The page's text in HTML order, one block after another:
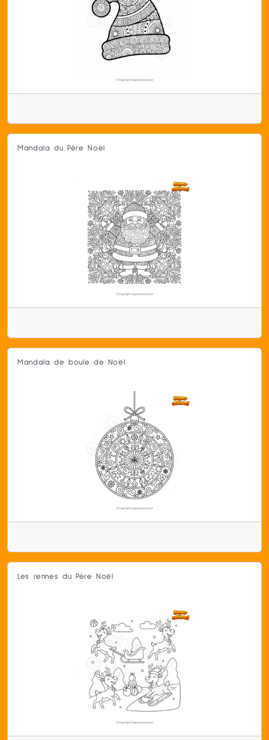
Mandala du Père Noël
Mandala de boule de Noël
Les rennes du Père Noël